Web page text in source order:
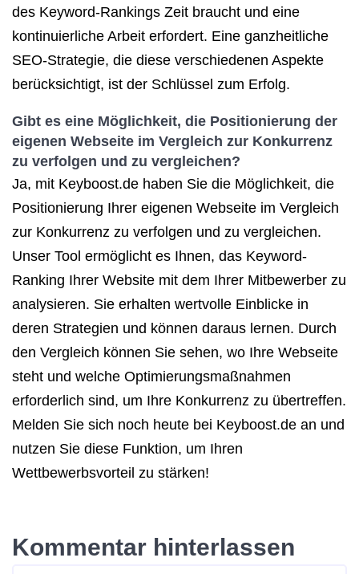
des Keyword-Rankings Zeit braucht und eine
kontinuierliche Arbeit erfordert. Eine ganzheitliche
SEO-Strategie, die diese verschiedenen Aspekte
berücksichtigt, ist der Schlüssel zum Erfolg.
Gibt es eine Möglichkeit, die Positionierung der
eigenen Webseite im Vergleich zur Konkurrenz
zu verfolgen und zu vergleichen?
Ja, mit Keyboost.de haben Sie die Möglichkeit, die
Positionierung Ihrer eigenen Webseite im Vergleich
zur Konkurrenz zu verfolgen und zu vergleichen.
Unser Tool ermöglicht es Ihnen, das Keyword-
Ranking Ihrer Website mit dem Ihrer Mitbewerber zu
analysieren. Sie erhalten wertvolle Einblicke in
deren Strategien und können daraus lernen. Durch
den Vergleich können Sie sehen, wo Ihre Webseite
steht und welche Optimierungsmaßnahmen
erforderlich sind, um Ihre Konkurrenz zu übertreffen.
Melden Sie sich noch heute bei Keyboost.de an und
nutzen Sie diese Funktion, um Ihren
Wettbewerbsvorteil zu stärken!
Kommentar hinterlassen